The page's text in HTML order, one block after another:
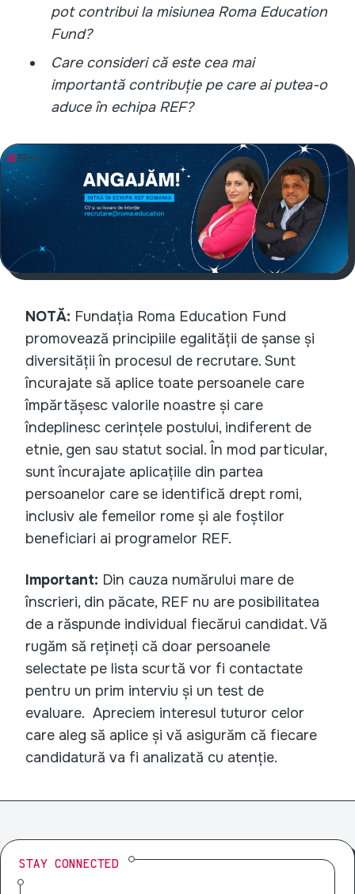
pot contribui la misiunea Roma Education
Fund?
Care consideri că este cea mai
importantă contribuție pe care ai putea-o
aduce în echipa REF?
NOTĂ: Fundația Roma Education Fund
promovează principiile egalității de șanse și
diversității în procesul de recrutare. Sunt
încurajate să aplice toate persoanele care
împărtășesc valorile noastre și care
îndeplinesc cerințele postului, indiferent de
etnie, gen sau statut social. În mod particular,
sunt încurajate aplicațiile din partea
persoanelor care se identifică drept romi,
inclusiv ale femeilor rome și ale foștilor
beneficiari ai programelor REF.
Important: Din cauza numărului mare de
înscrieri, din păcate, REF nu are posibilitatea
de a răspunde individual fiecărui candidat. Vă
rugăm să rețineți că doar persoanele
selectate pe lista scurtă vor fi contactate
pentru un prim interviu și un test de
evaluare. Apreciem interesul tuturor celor
care aleg să aplice și vă asigurăm că fiecare
candidatură va fi analizată cu atenție.
STAY CONNECTED